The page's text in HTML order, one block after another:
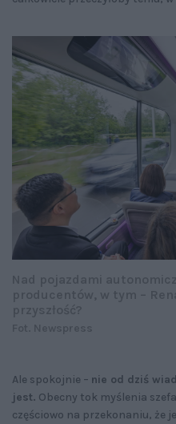
Ale spokojnie – nie od dziś
jest. Obecny tok myślenia
częściowo na przekonaniu, że